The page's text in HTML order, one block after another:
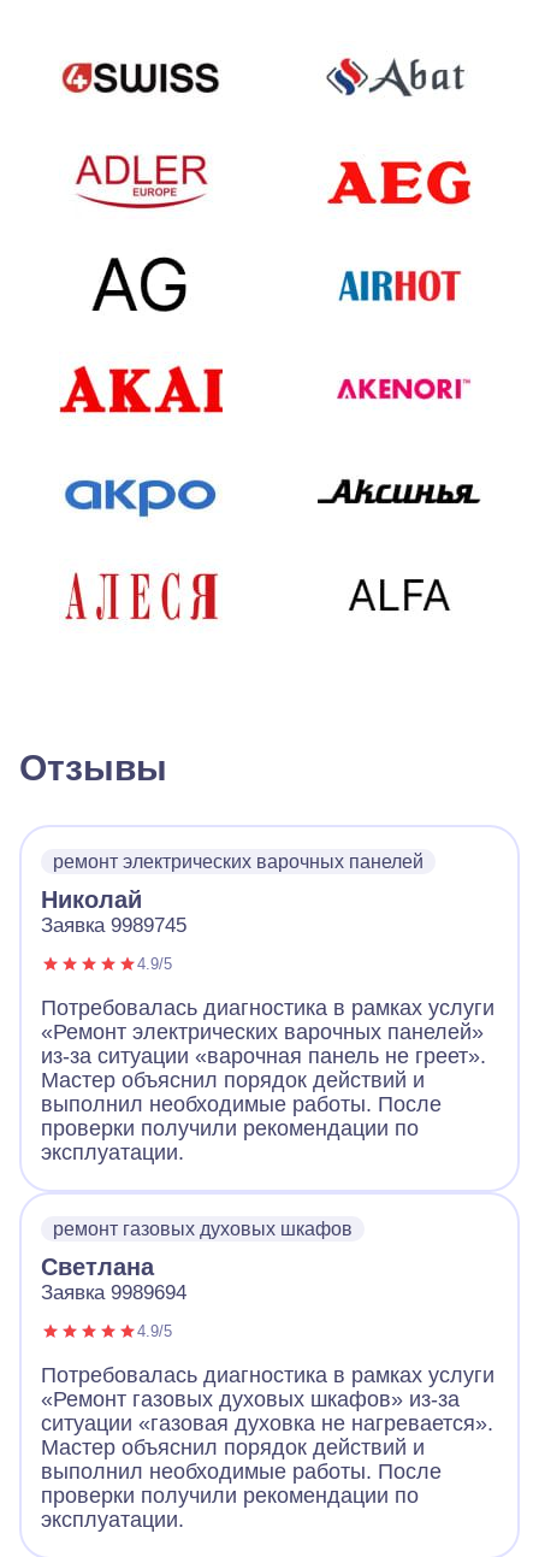
Отзывы
ремонт электрических варочных панелей
Николай
Заявка 9989745
4.9/5
Потребовалась диагностика в рамках услуги
«Ремонт электрических варочных панелей»
из-за ситуации «варочная панель не греет».
Мастер объяснил порядок действий и
выполнил необходимые работы. После
проверки получили рекомендации по
эксплуатации.
ремонт газовых духовых шкафов
Светлана
Заявка 9989694
4.9/5
Потребовалась диагностика в рамках услуги
«Ремонт газовых духовых шкафов» из-за
ситуации «газовая духовка не нагревается».
Мастер объяснил порядок действий и
выполнил необходимые работы. После
проверки получили рекомендации по
эксплуатации.